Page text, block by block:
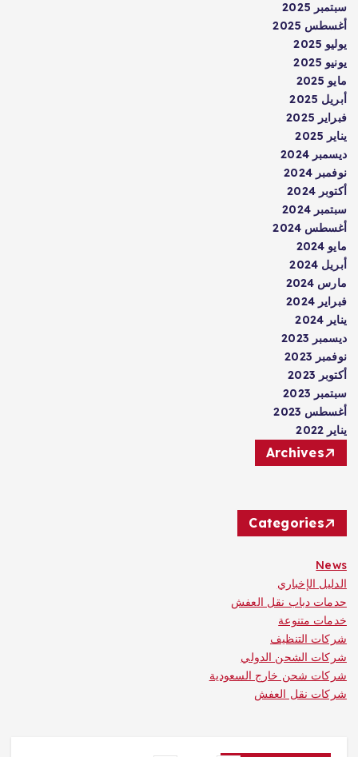
سبتمبر 2025
أغسطس 2025
يوليو 2025
يونيو 2025
مايو 2025
أبريل 2025
فبراير 2025
يناير 2025
ديسمبر 2024
نوفمبر 2024
أكتوبر 2024
سبتمبر 2024
أغسطس 2024
مايو 2024
أبريل 2024
مارس 2024
فبراير 2024
يناير 2024
ديسمبر 2023
نوفمبر 2023
أكتوبر 2023
سبتمبر 2023
أغسطس 2023
يناير 2022
Archives
Categories
News
الدليل الإخباري
حدمات دباب نقل العفش
خدمات متنوعة
شركات التنظيف
شركات الشحن الدولي
شركات شحن خارج السعودية
شركات نقل العفش